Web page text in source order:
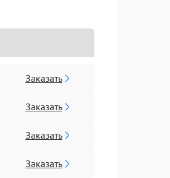
Заказать
Заказать
Заказать
Заказать